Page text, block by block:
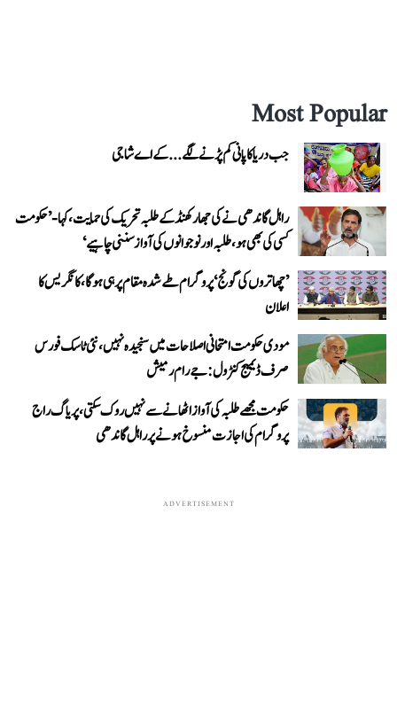
Most Popular
جب دریا کا پانی کم پڑنے لگے...کے اے شاجی
راہل گاندھی نے کی جھارکھنڈ کے طلبہ تحریک کی حمایت، کہا- ’حکومت
کسی کی بھی ہو، طلبہ اور نوجوانوں کی آواز سننی چاہیے‘
’چھاتروں کی گونج‘ پروگرام طے شدہ مقام پر ہی ہوگا، کانگریس کا
اعلان
مودی حکومت امتحانی اصلاحات میں سنجیدہ نہیں، نئی ٹاسک فورس
صرف ڈیمیج کنٹرول: جے رام رمیش
حکومت مجھے طلبہ کی آواز اٹھانے سے نہیں روک سکتی، پریاگ راج
پروگرام کی اجازت منسوخ ہونے پر راہل گاندھی
ADVERTISEMENT